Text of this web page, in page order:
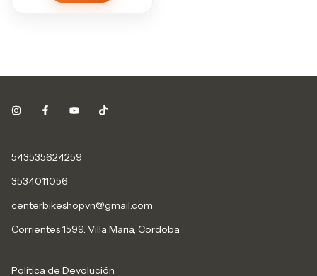
543535624259
3534011056
centerbikeshopvn@gmail.com
Corrientes 1599. Villa Maria, Cordoba
Política de Devolución